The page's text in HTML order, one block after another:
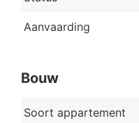
Aanvaarding
Bouw
Soort appartement